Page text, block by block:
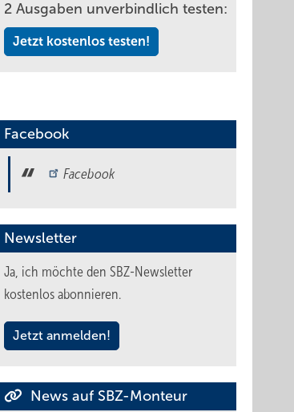
2 Ausgaben unverbindlich testen:
Jetzt kostenlos testen!
Facebook
Facebook
Newsletter
Ja, ich möchte den SBZ-Newsletter
kostenlos abonnieren.
Jetzt anmelden!
News auf SBZ-Monteur